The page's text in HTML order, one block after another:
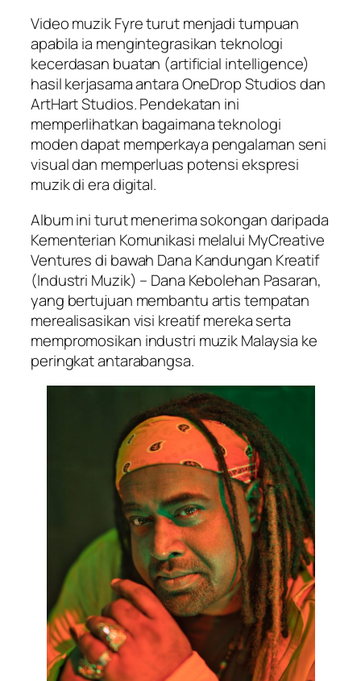
Video muzikFyreturut menjadi tumpuan
apabila ia mengintegrasikan teknologi
kecerdasan buatan (artificial intelligence)
hasil kerjasama antara OneDrop Studios dan
ArtHart Studios. Pendekatan ini
memperlihatkan bagaimana teknologi
moden dapat memperkaya pengalaman seni
visual dan memperluas potensi ekspresi
muzik di era digital.
Album ini turut menerima sokongan daripada
Kementerian Komunikasi melalui MyCreative
Ventures di bawah Dana Kandungan Kreatif
(Industri Muzik) – Dana Kebolehan Pasaran,
yang bertujuan membantu artis tempatan
merealisasikan visi kreatif mereka serta
mempromosikan industri muzik Malaysia ke
peringkat antarabangsa.